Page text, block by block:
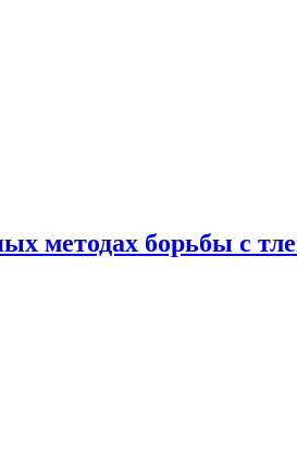
методах борьбы с